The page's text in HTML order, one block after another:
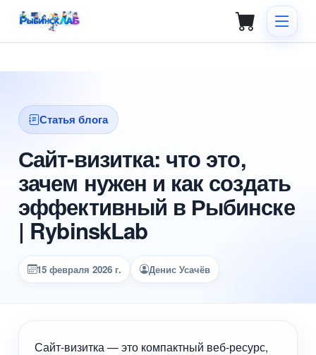
Статья блога
Сайт-визитка: что это,
зачем нужен и как создать
эффективный в Рыбинске
| RybinskLab
15 февраля 2026 г. Денис Усачёв
Сайт-визитка — это компактный веб-ресурс,